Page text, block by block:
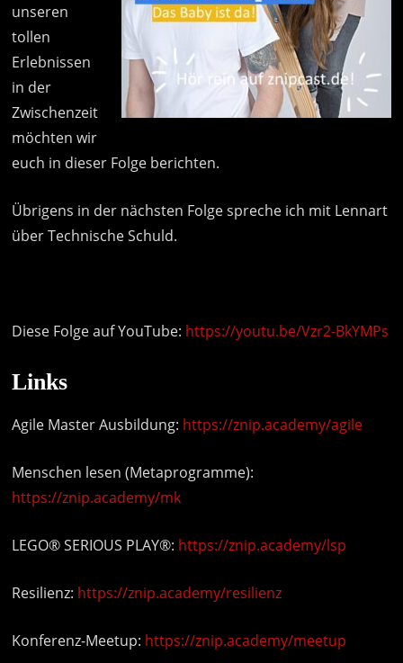
unseren
tollen
Erlebnissen
in der
Zwischenzeit
möchten wir
euch in dieser Folge berichten.
Übrigens in der nächsten Folge spreche ich mit Lennart
über Technische Schuld.
Diese Folge auf YouTube: https://youtu.be/Vzr2-BkYMPs
Links
Agile Master Ausbildung: https://znip.academy/agile
Menschen lesen (Metaprogramme):
https://znip.academy/mk
LEGO® SERIOUS PLAY®: https://znip.academy/lsp
Resilienz: https://znip.academy/resilienz
Konferenz-Meetup: https://znip.academy/meetup